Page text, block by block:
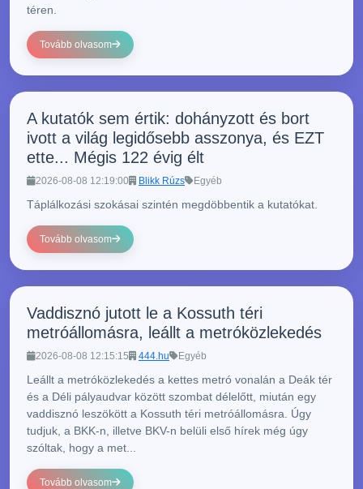
téren.
Tovább olvasom
A kutatók sem értik: dohányzott és bort
ivott a világ legidősebb asszonya, és EZT
ette... Mégis 122 évig élt
2026-08-08 12:19:00 Blikk Rúzs Egyéb
Táplálkozási szokásai szintén megdöbbentik a kutatókat.
Tovább olvasom
Vaddisznó jutott le a Kossuth téri
metróállomásra, leállt a metróközlekedés
2026-08-08 12:15:15 444.hu Egyéb
Leállt a metróközlekedés a kettes metró vonalán a Deák tér
és a Déli pályaudvar között szombat délelőtt, miután egy
vaddisznó leszökött a Kossuth téri metróállomásra. Úgy
tudjuk, a BKK-n, illetve BKV-n belüli első hírek még úgy
szóltak, hogy a met...
Tovább olvasom